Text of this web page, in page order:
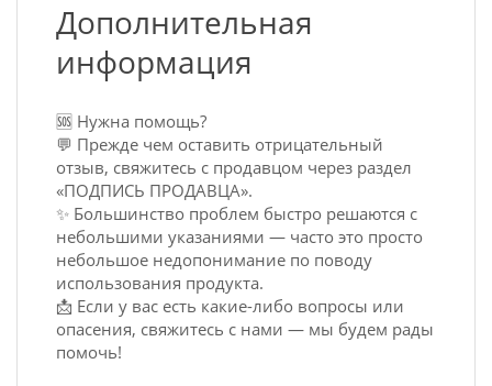
Дополнительная
информация
🆘 Нужна помощь?
💬 Прежде чем оставить отрицательный
отзыв, свяжитесь с продавцом через раздел
«ПОДПИСЬ ПРОДАВЦА».
✨ Большинство проблем быстро решаются с
небольшими указаниями — часто это просто
небольшое недопонимание по поводу
использования продукта.
📩 Если у вас есть какие-либо вопросы или
опасения, свяжитесь с нами — мы будем рады
помочь!